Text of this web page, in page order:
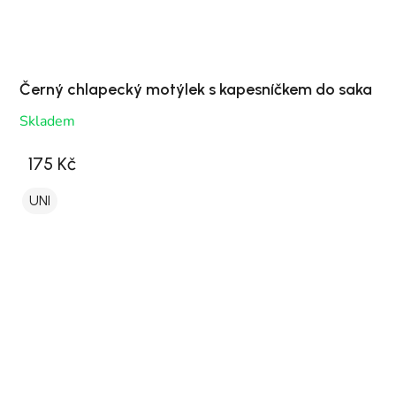
Černý chlapecký motýlek s kapesníčkem do saka
Skladem
175 Kč
UNI